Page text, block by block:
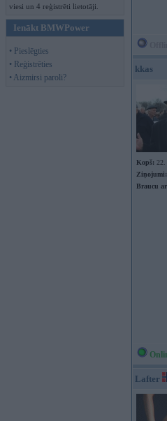
viesi un 4 reģistrēti lietotāji.
Ienākt BMWPower
• Pieslēgties
• Reģistrēties
• Aizmirsi paroli?
kkas
Kopš:
Ziņojumi:
Braucu
Lafter